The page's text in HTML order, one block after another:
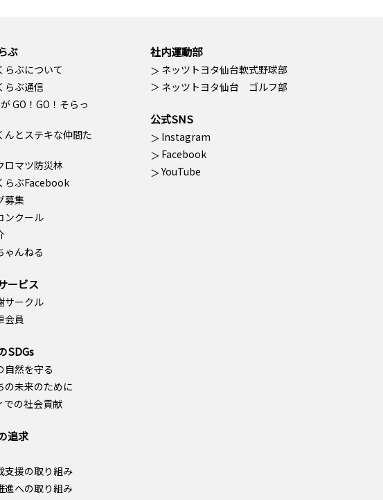
ぶ
らぶについて
らぶ通信
GO！GO！そらっ
んとステキな仲間た
ロマツ防災林
らぶFacebook
募集
ンクール
ゃんねる
ービス
サークル
会員
SDGs
自然を守る
の未来のために
での社会貢献
追求
支援の取り組み
進への取り組み
社内運動部
ネッツトヨタ仙台軟式野球部
ネッツトヨタ仙台 ゴルフ部
公式SNS
Instagram
Facebook
YouTube